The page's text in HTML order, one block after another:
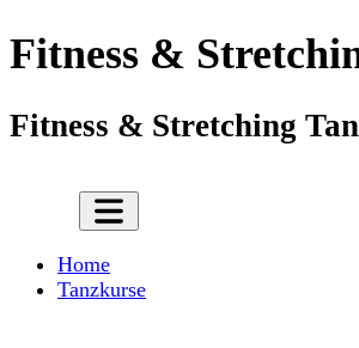
Fitness &
Fitness & Stretching
Home
Tanzkurse